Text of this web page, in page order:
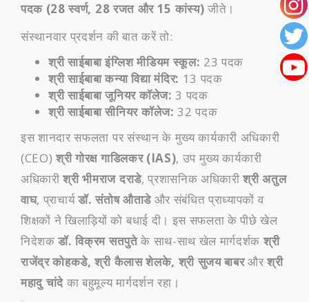
पदक (28 स्वर्ण, 28 रजत और 15 कांस्य) जीते।
​संस्थानवार प्रदर्शन की बात करें तो:
श्री साईबाबा इंग्लिश मीडियम स्कूल: 23 पदक
श्री साईबाबा कन्या विद्या मंदिर: 13 पदक
श्री साईबाबा जूनियर कॉलेज: 3 पदक
श्री साईबाबा सीनियर कॉलेज: 32 पदक
​इस शानदार सफलता पर संस्थान के मुख्य कार्यकारी अधिकारी
(CEO)श्री गोरक्ष गाडिलकर (IAS), उप मुख्य कार्यकारी
अधिकारीश्री भीमराज दराडे, प्रशासनिक अधिकारीश्री अतुल
वाघ, प्राचार्यडॉ. संतोष औताडेऔर संबंधित प्राध्यापकों व
शिक्षकों ने खिलाड़ियों को बधाई दी। इस सफलता के पीछे खेल
निदेशकडॉ. विक्रम सतपुतेके साथ-साथ खेल मार्गदर्शक श्री
राजेंद्र कोहकडे, श्री कैलास शेलके, श्री सुजय बाबरऔरश्री
महादु चांदे का बहुमूल्य मार्गदर्शन रहा।